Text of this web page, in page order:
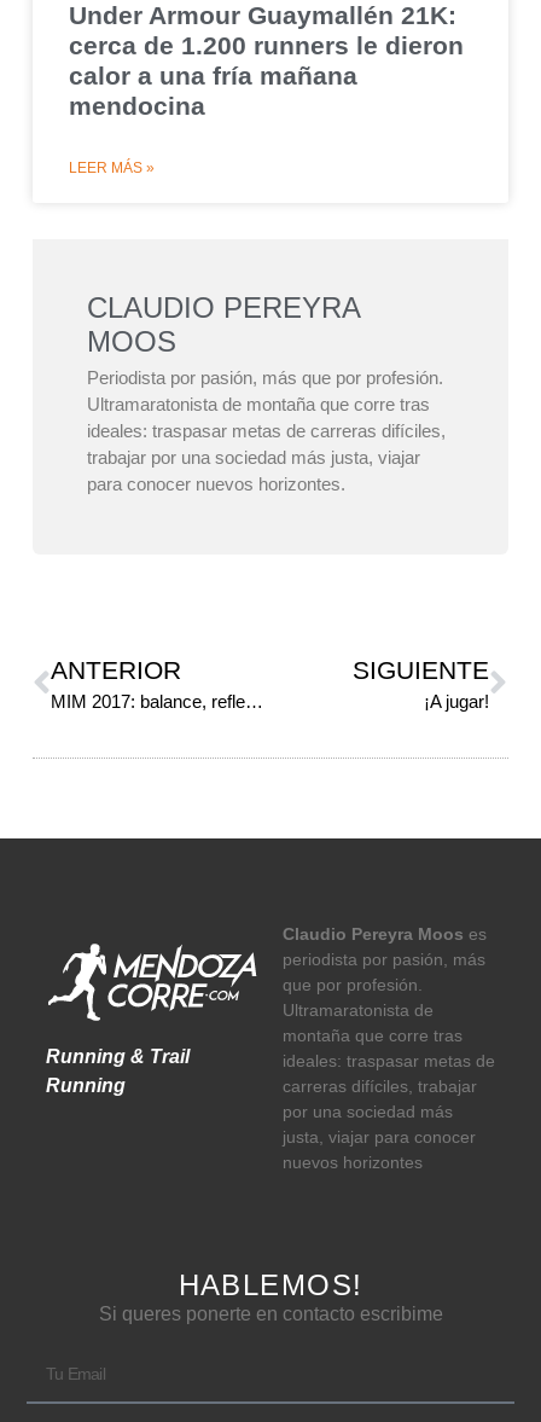
Under Armour Guaymallén 21K:
cerca de 1.200 runners le dieron
calor a una fría mañana
mendocina
LEER MÁS »
CLAUDIO PEREYRA
MOOS
Periodista por pasión, más que por profesión.
Ultramaratonista de montaña que corre tras
ideales: traspasar metas de carreras difíciles,
trabajar por una sociedad más justa, viajar
para conocer nuevos horizontes.
ANTERIOR
MIM 2017: balance, reflexiones y aportes
SIGUIENTE
¡A jugar!
Running & Trail
Running
Claudio Pereyra Moos es
periodista por pasión, más
que por profesión.
Ultramaratonista de
montaña que corre tras
ideales: traspasar metas de
carreras difíciles, trabajar
por una sociedad más
justa, viajar para conocer
nuevos horizontes
HABLEMOS!
Si queres ponerte en contacto escribime